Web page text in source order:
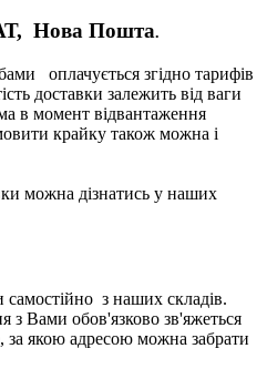
Нова Пошта.
оплачується згідно тарифів
доставки залежить від ваги
в момент відвантаження
крайку також можна і
можна дізнатись у наших
з наших складів.
з Вами обов'язково зв'яжеться
якою адресою можна забрати